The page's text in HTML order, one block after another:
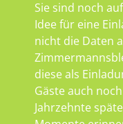
Sie sind noch
Idee für eine
nicht die Daten
diese als
Gäste auch
Jahrzehnte